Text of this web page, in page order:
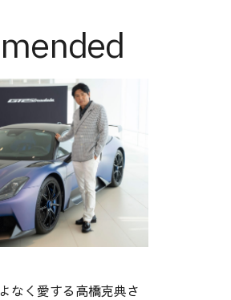
なく愛する高橋克典さ